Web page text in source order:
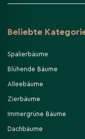
Beliebte
Spalierbäume
Blühende Bäume
Alleebäume
Zierbäume
Immergrüne Bäume
Dachbäume